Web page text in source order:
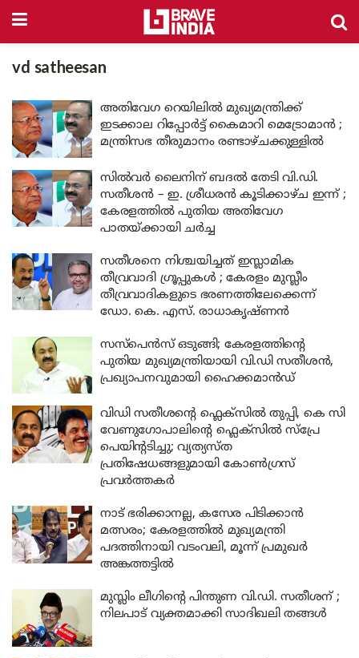
vd satheesan
അതിവേഗ റെയിലിൽ മുഖ്യമന്ത്രിക്ക്
ഇടക്കാല റിപ്പോർട്ട് കൈമാറി മെട്രോമാൻ ;
മന്ത്രിസഭ തീരുമാനം രണ്ടാഴ്ചക്കുള്ളിൽ
സിൽവർ ലൈനിന് ബദൽ തേടി വി.ഡി.
സതീശൻ – ഇ. ശ്രീധരൻ കൂടിക്കാഴ്ച ഇന്ന് ;
കേരളത്തിൽ പുതിയ അതിവേഗ
പാതയ്ക്കായി ചർച്ച
സതീശനെ നിശ്ചയിച്ചത് ഇസ്ലാമിക
തീവ്രവാദി ഗ്രൂപ്പുകൾ ; കേരളം മുസ്ലീം
തീവ്രവാദികളുടെ ഭരണത്തിലേക്കെന്ന്
ഡോ. കെ. എസ്. രാധാകൃഷ്ണൻ
സസ്‌പെൻസ് ഒടുങ്ങി; കേരളത്തിന്റെ
പുതിയ മുഖ്യമന്ത്രിയായി വി.ഡി സതീശൻ,
പ്രഖ്യാപനവുമായി ഹൈക്കമാൻഡ്
വിഡി സതീശന്റെ ഫ്ലെക്സിൽ തുപ്പി, കെ സി
വേണു​ഗോപാലിന്റെ ഫ്ലെക്സിൽ സ്പ്രേ
പെയിന്റടിച്ചു; വ്യത്യസ്ത
പ്രതിഷേധങ്ങളുമായി കോൺഗ്രസ്
പ്രവർത്തകർ
നാട് ഭരിക്കാനല്ല, കസേര പിടിക്കാൻ
മത്സരം; കേരളത്തിൽ മുഖ്യമന്ത്രി
പദത്തിനായി വടംവലി, മൂന്ന് പ്രമുഖർ
അങ്കത്തട്ടിൽ
മുസ്ലിം ലീഗിന്റെ പിന്തുണ വി.ഡി. സതീശന് ;
നിലപാട് വ്യക്തമാക്കി സാദിഖലി തങ്ങൾ